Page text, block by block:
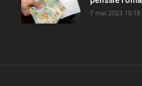
7 mai 2023 10:18